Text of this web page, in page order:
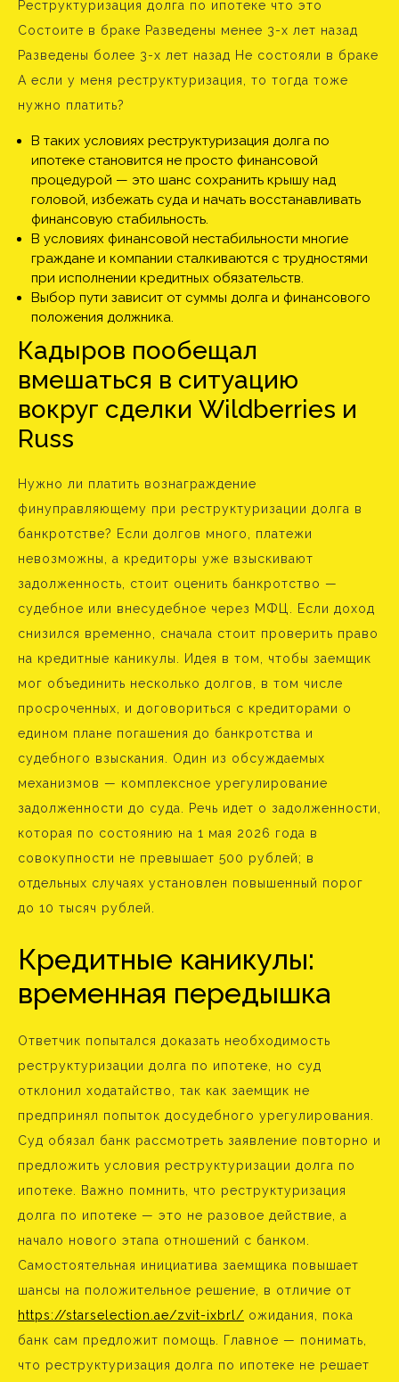
Реструктуризация долга по ипотеке что это
Состоите в браке Разведены менее 3-х лет назад
Разведены более 3-х лет назад Не состояли в браке
А если у меня реструктуризация, то тогда тоже
нужно платить?
В таких условиях реструктуризация долга по
ипотеке становится не просто финансовой
процедурой — это шанс сохранить крышу над
головой, избежать суда и начать восстанавливать
финансовую стабильность.
В условиях финансовой нестабильности многие
граждане и компании сталкиваются с трудностями
при исполнении кредитных обязательств.
Выбор пути зависит от суммы долга и финансового
положения должника.
Кадыров пообещал
вмешаться в ситуацию
вокруг сделки Wildberries и
Russ
Нужно ли платить вознаграждение
финуправляющему при реструктуризации долга в
банкротстве? Если долгов много, платежи
невозможны, а кредиторы уже взыскивают
задолженность, стоит оценить банкротство —
судебное или внесудебное через МФЦ. Если доход
снизился временно, сначала стоит проверить право
на кредитные каникулы. Идея в том, чтобы заемщик
мог объединить несколько долгов, в том числе
просроченных, и договориться с кредиторами о
едином плане погашения до банкротства и
судебного взыскания. Один из обсуждаемых
механизмов — комплексное урегулирование
задолженности до суда. Речь идет о задолженности,
которая по состоянию на 1 мая 2026 года в
совокупности не превышает 500 рублей; в
отдельных случаях установлен повышенный порог
до 10 тысяч рублей.
Кредитные каникулы:
временная передышка
Ответчик попытался доказать необходимость
реструктуризации долга по ипотеке, но суд
отклонил ходатайство, так как заемщик не
предпринял попыток досудебного урегулирования.
Суд обязал банк рассмотреть заявление повторно и
предложить условия реструктуризации долга по
ипотеке. Важно помнить, что реструктуризация
долга по ипотеке — это не разовое действие, а
начало нового этапа отношений с банком.
Самостоятельная инициатива заемщика повышает
шансы на положительное решение, в отличие от
https://starselection.ae/zvit-ixbrl/ ожидания, пока
банк сам предложит помощь. Главное — понимать,
что реструктуризация долга по ипотеке не решает